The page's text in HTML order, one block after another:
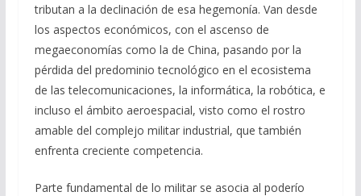
tributan a la declinación de esa hegemonía. Van desde
los aspectos económicos, con el ascenso de
megaeconomías como la de China, pasando por la
pérdida del predominio tecnológico en el ecosistema
de las telecomunicaciones, la informática, la robótica, e
incluso el ámbito aeroespacial, visto como el rostro
amable del complejo militar industrial, que también
enfrenta creciente competencia.
Parte fundamental de lo militar se asocia al poderío